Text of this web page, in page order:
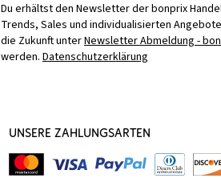
Du erhältst den Newsletter der bonprix
Trends, Sales und individualisierten
die Zukunft unterNewsletter Abmeldung -
werden. Datenschutzerklärung
UNSERE ZAHLUNGSARTEN